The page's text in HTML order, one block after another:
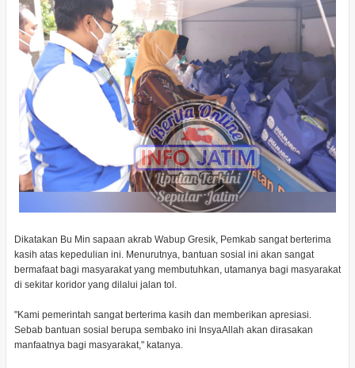
Dikatakan Bu Min sapaan akrab Wabup Gresik, Pemkab sangat berterima
kasih atas kepedulian ini. Menurutnya, bantuan sosial ini akan sangat
bermafaat bagi masyarakat yang membutuhkan, utamanya bagi masyarakat
di sekitar koridor yang dilalui jalan tol.
"Kami pemerintah sangat berterima kasih dan memberikan apresiasi.
Sebab bantuan sosial berupa sembako ini InsyaAllah akan dirasakan
manfaatnya bagi masyarakat," katanya.